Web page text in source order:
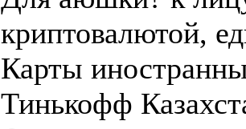
криптовалютой,
Карты
Тинькофф